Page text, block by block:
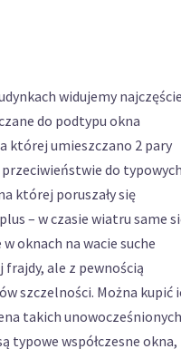
widujemy
do podtypu okna
której umieszczano 2 pary
przeciwieństwie do
której poruszały się
– w czasie wiatru same
oknach na wacie suche
ale z pewnością
szczelności. Można kupić
takich
typowe współczesne okna,